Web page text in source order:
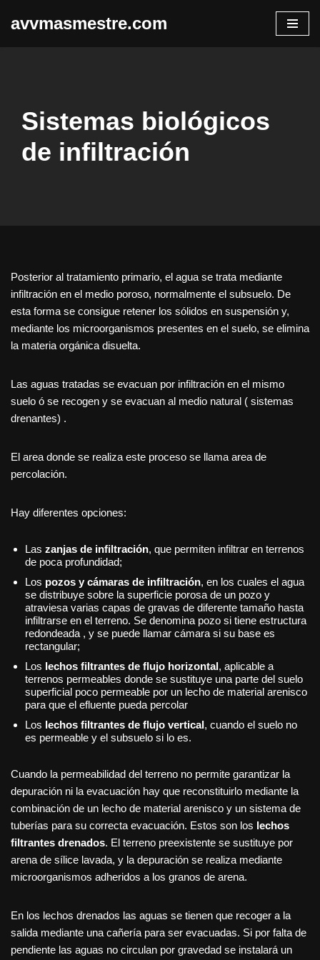
avvmasmestre.com
Sistemas biológicos
de infiltración
Posterior al tratamiento primario, el agua se trata mediante
infiltración en el medio poroso, normalmente el subsuelo. De
esta forma se consigue retener los sólidos en suspensión y,
mediante los microorganismos presentes en el suelo, se elimina
la materia orgánica disuelta.
Las aguas tratadas se evacuan por infiltración en el mismo
suelo ó se recogen y se evacuan al medio natural ( sistemas
drenantes) .
El area donde se realiza este proceso se llama area de
percolación.
Hay diferentes opciones:
Las zanjas de infiltración, que permiten infiltrar en terrenos
de poca profundidad;
Los pozos y cámaras de infiltración, en los cuales el agua
se distribuye sobre la superficie porosa de un pozo y
atraviesa varias capas de gravas de diferente tamaño hasta
infiltrarse en el terreno. Se denomina pozo si tiene estructura
redondeada , y se puede llamar cámara si su base es
rectangular;
Los lechos filtrantes de flujo horizontal, aplicable a
terrenos permeables donde se sustituye una parte del suelo
superficial poco permeable por un lecho de material arenisco
para que el efluente pueda percolar
Los lechos filtrantes de flujo vertical, cuando el suelo no
es permeable y el subsuelo si lo es.
Cuando la permeabilidad del terreno no permite garantizar la
depuración ni la evacuación hay que reconstituirlo mediante la
combinación de un lecho de material arenisco y un sistema de
tuberías para su correcta evacuación. Estos son los lechos
filtrantes drenados. El terreno preexistente se sustituye por
arena de sílice lavada, y la depuración se realiza mediante
microorganismos adheridos a los granos de arena.
En los lechos drenados las aguas se tienen que recoger a la
salida mediante una cañería para ser evacuadas. Si por falta de
pendiente las aguas no circulan por gravedad se instalará un